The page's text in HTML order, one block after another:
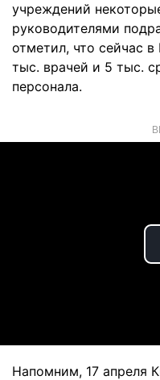
учреждений
руководителями
отметил, что сейчас
тыс. врачей и 5 тыс.
персонала.
Напомним, 17 апреля